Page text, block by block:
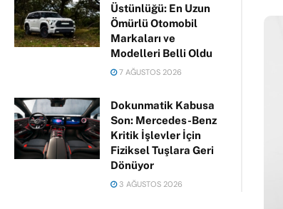
Üstünlüğü: En Uzun
Ömürlü Otomobil
Markaları ve
Modelleri Belli Oldu
7 AĞUSTOS 2026
Dokunmatik Kabusa
Son: Mercedes-Benz
Kritik İşlevler İçin
Fiziksel Tuşlara Geri
Dönüyor
3 AĞUSTOS 2026